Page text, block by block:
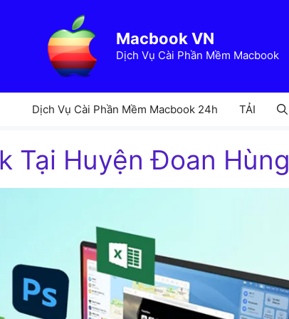
Macbook VN
Dịch Vụ Cài Phần Mềm Macbook
Dịch Vụ Cài Phần Mềm Macbook 24h TẢI
Tại Huyện Đoan Hùng